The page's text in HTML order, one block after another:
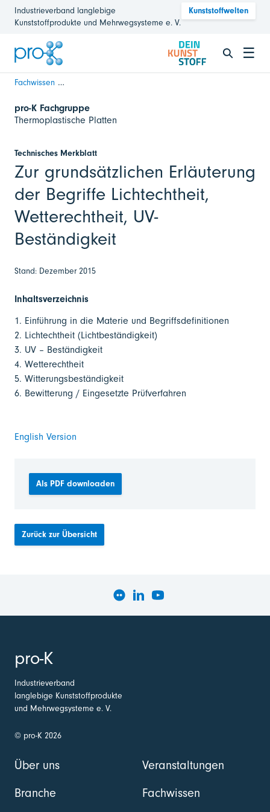
Industrieverband langlebige
Kunststoffprodukte und Mehrwegsysteme e. V.
Kunststoffwelten
☰
Fachwissen
pro-K Fachgruppe
Thermoplastische Platten
Technisches Merkblatt
Zur grundsätzlichen Erläuterung
der Begriffe Lichtechtheit,
Wetterechtheit, UV-
Beständigkeit
Stand: Dezember 2015
Inhaltsverzeichnis
1. Einführung in die Materie und Begriffsdefinitionen
2. Lichtechtheit (Lichtbeständigkeit)
3. UV – Beständigkeit
4. Wetterechtheit
5. Witterungsbeständigkeit
6. Bewitterung / Eingesetzte Prüfverfahren
English Version
Als PDF downloaden
Zurück zur Übersicht
pro-K
Industrieverband
langlebige Kunststoffprodukte
und Mehrwegsysteme e. V.
© pro-K 2026
Über uns
Branche
Veranstaltungen
Fachwissen